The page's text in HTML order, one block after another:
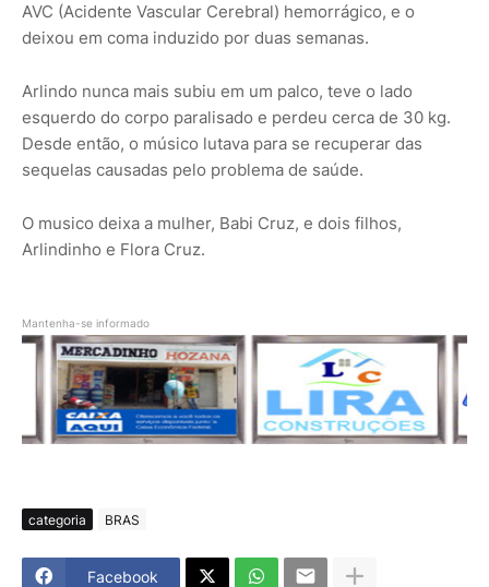
AVC (Acidente Vascular Cerebral) hemorrágico, e o
deixou em coma induzido por duas semanas.
Arlindo nunca mais subiu em um palco, teve o lado
esquerdo do corpo paralisado e perdeu cerca de 30 kg.
Desde então, o músico lutava para se recuperar das
sequelas causadas pelo problema de saúde.
O musico deixa a mulher, Babi Cruz, e dois filhos,
Arlindinho e Flora Cruz.
Mantenha-se informado
categoria BRAS
Facebook